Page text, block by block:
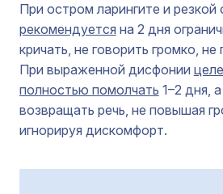
При остром ларингите и резкой
рекомендуется на 2 дня
кричать, не говорить громко,
При выраженной дисфонии
полностью помолчать 1–2 дня,
возвращать речь, не повышая
игнорируя дискомфорт.